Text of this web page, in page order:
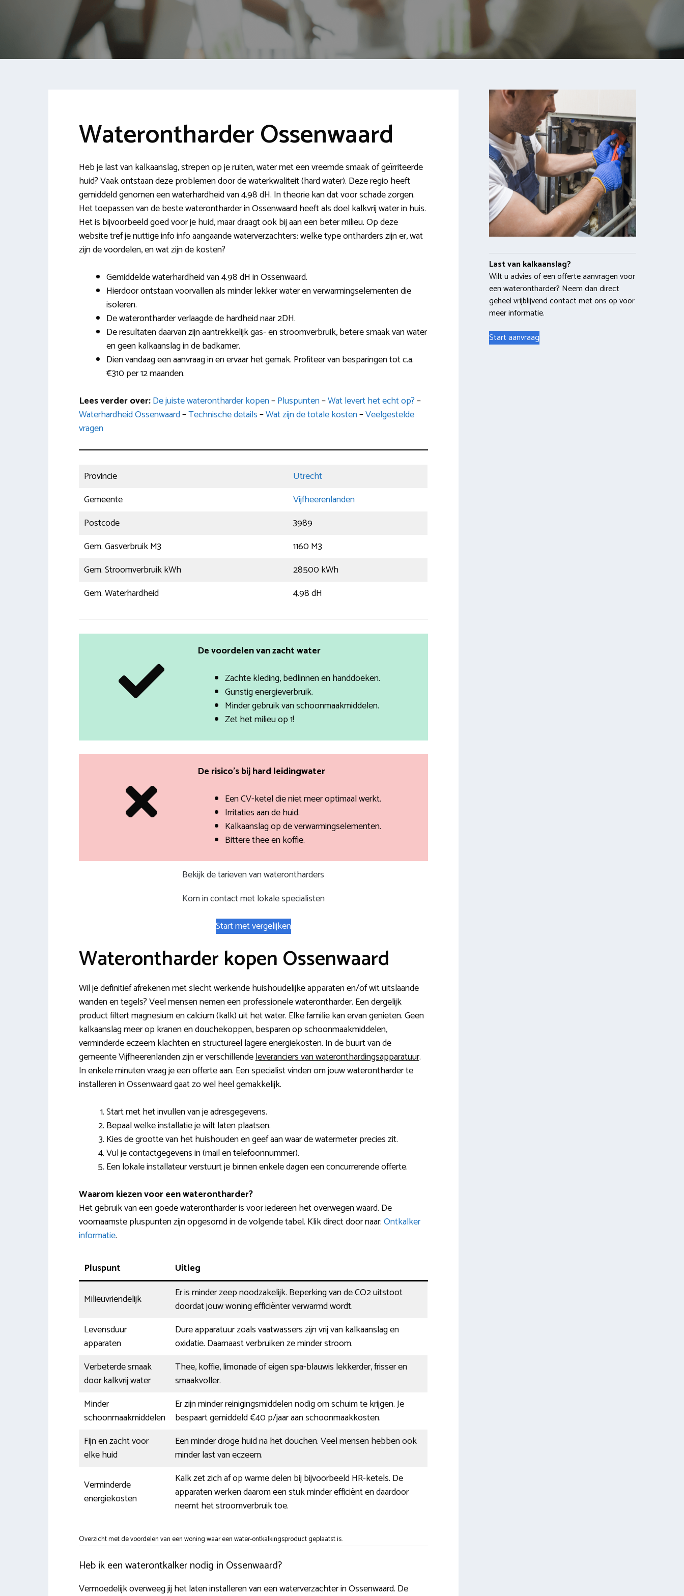
Waterontharder Ossenwaard
Heb je last van kalkaanslag, strepen op je ruiten, water met een vreemde smaak of geïrriteerde
huid? Vaak ontstaan deze problemen door de waterkwaliteit (hard water). Deze regio heeft
gemiddeld genomen een waterhardheid van 4.98 dH. In theorie kan dat voor schade zorgen.
Het toepassen van de beste waterontharder in Ossenwaard heeft als doel kalkvrij water in huis.
Het is bijvoorbeeld goed voor je huid, maar draagt ook bij aan een beter milieu. Op deze
website tref je nuttige info info aangaande waterverzachters: welke type ontharders zijn er, wat
zijn de voordelen, en wat zijn de kosten?
Gemiddelde waterhardheid van 4.98 dH in Ossenwaard.
Hierdoor ontstaan voorvallen als minder lekker water en verwarmingselementen die
isoleren.
De waterontharder verlaagde de hardheid naar 2DH.
De resultaten daarvan zijn aantrekkelijk gas- en stroomverbruik, betere smaak van water
en geen kalkaanslag in de badkamer.
Dien vandaag een aanvraag in en ervaar het gemak. Profiteer van besparingen tot c.a.
€310 per 12 maanden.
Lees verder over:De juiste waterontharder kopen–Pluspunten–Wat levert het echt op?–
Waterhardheid Ossenwaard–Technische details–Wat zijn de totale kosten–Veelgestelde
vragen
Provincie
Utrecht
Gemeente
Vijfheerenlanden
Postcode
3989
Gem. Gasverbruik M3
1160 M3
Gem. Stroomverbruik kWh
28500 kWh
Gem. Waterhardheid
4.98 dH
De voordelen van zacht water
Zachte kleding, bedlinnen en handdoeken.
Gunstig energieverbruik.
Minder gebruik van schoonmaakmiddelen.
Zet het milieu op 1!
De risico’s bij hard leidingwater
Een CV-ketel die niet meer optimaal werkt.
Irritaties aan de huid.
Kalkaanslag op de verwarmingselementen.
Bittere thee en koffie.
Bekijk de tarieven van waterontharders
Kom in contact met lokale specialisten
Start met vergelijken
Waterontharder kopen Ossenwaard
Wil je definitief afrekenen met slecht werkende huishoudelijke apparaten en/of wit uitslaande
wanden en tegels? Veel mensen nemen een professionele waterontharder. Een dergelijk
product filtert magnesium en calcium (kalk) uit het water. Elke familie kan ervan genieten. Geen
kalkaanslag meer op kranen en douchekoppen, besparen op schoonmaakmiddelen,
verminderde eczeem klachten en structureel lagere energiekosten. In de buurt van de
gemeente Vijfheerenlanden zijn er verschillendeleveranciers van wateronthardingsapparatuur.
In enkele minuten vraag je een offerte aan. Een specialist vinden om jouw waterontharder te
installeren in Ossenwaard gaat zo wel heel gemakkelijk.
Start met het invullen van je adresgegevens.
Bepaal welke installatie je wilt laten plaatsen.
Kies de grootte van het huishouden en geef aan waar de watermeter precies zit.
Vul je contactgegevens in (mail en telefoonnummer).
Een lokale installateur verstuurt je binnen enkele dagen een concurrerende offerte.
Waarom kiezen voor een waterontharder?
Het gebruik van een goede waterontharder is voor iedereen het overwegen waard. De
voornaamste pluspunten zijn opgesomd in de volgende tabel. Klik direct door naar:Ontkalker
informatie.
Pluspunt Uitleg
Milieuvriendelijk
Er is minder zeep noodzakelijk. Beperking van de CO2 uitstoot
doordat jouw woning efficiënter verwarmd wordt.
Levensduur
apparaten
Dure apparatuur zoals vaatwassers zijn vrij van kalkaanslag en
oxidatie. Daarnaast verbruiken ze minder stroom.
Verbeterde smaak
door kalkvrij water
Thee, koffie, limonade of eigen spa-blauwis lekkerder, frisser en
smaakvoller.
Minder
schoonmaakmiddelen
Er zijn minder reinigingsmiddelen nodig om schuim te krijgen. Je
bespaart gemiddeld €40 p/jaar aan schoonmaakkosten.
Fijn en zacht voor
elke huid
Een minder droge huid na het douchen. Veel mensen hebben ook
minder last van eczeem.
Verminderde
energiekosten
Kalk zet zich af op warme delen bij bijvoorbeeld HR-ketels. De
apparaten werken daarom een stuk minder efficiënt en daardoor
neemt het stroomverbruik toe.
Overzicht met de voordelen van een woning waar een water-ontkalkingsproduct geplaatst is.
Heb ik een waterontkalker nodig in Ossenwaard?
Vermoedelijk overweeg jij het laten installeren van een waterverzachter in Ossenwaard. De
Last van kalkaanslag?
Wilt u advies of een offerte aanvragen voor
een waterontharder? Neem dan direct
geheel vrijblijvend contact met ons op voor
meer informatie.
Start aanvraag